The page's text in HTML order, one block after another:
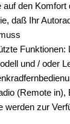
auf den
daß Ihr
und / oder
(Remote in),
werden zur